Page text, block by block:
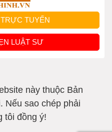
TUYẾN
LUẬT SƯ
này thuộc Bản
Nếu sao chép phải
tôi đồng ý!